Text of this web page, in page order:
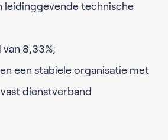
leidinggevende technische
8,33%;
een stabiele organisatie met
dienstverband